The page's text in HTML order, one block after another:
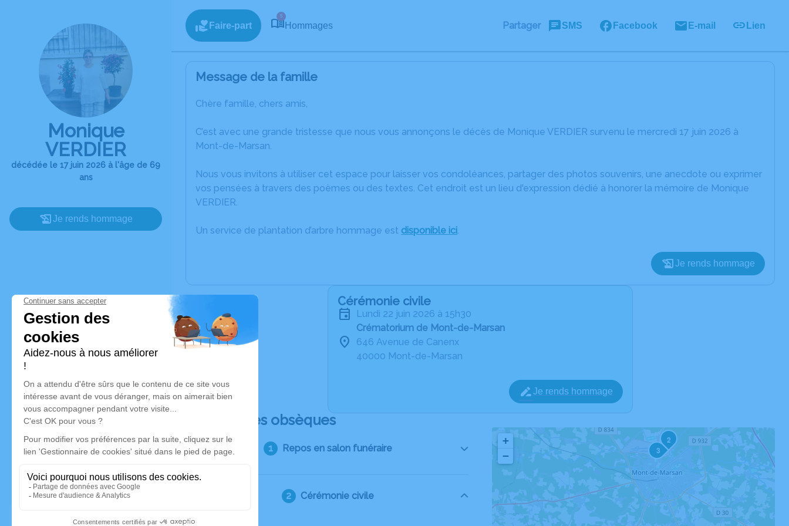
Monique
VERDIER
décédée le 17 juin 2026 à l'âge de 69
ans
Je rends hommage
Faire-part
5
Hommages Partager SMS Facebook E-mail Lien
Message de la famille
Chère famille, chers amis,
C’est avec une grande tristesse que nous vous annonçons le décès de Monique VERDIER survenu le mercredi 17 juin 2026 à
Mont-de-Marsan.
Nous vous invitons à utiliser cet espace pour laisser vos condoléances, partager des photos souvenirs, une anecdote ou exprimer
vos pensées à travers des poèmes ou des textes. Cet endroit est un lieu d'expression dédié à honorer la mémoire de Monique
VERDIER.
Un service de plantation d’arbre hommage est disponible ici.
Je rends hommage
Cérémonie civile
lundi 22 juin 2026 à 15h30
Crématorium de Mont-de-Marsan
646 Avenue de Canenx
40000 Mont-de-Marsan
Je rends hommage
Déroulé des obsèques
Repos en salon funéraire
Cérémonie civile
2
3
+
−